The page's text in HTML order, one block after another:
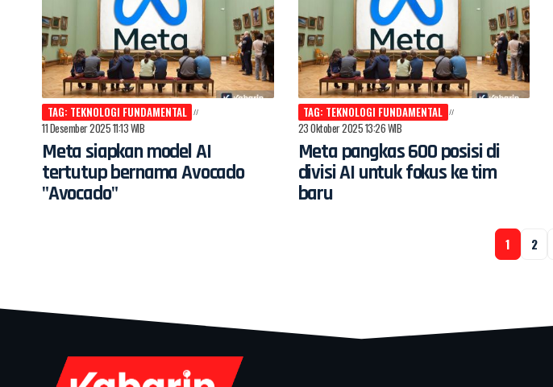
TAG: TEKNOLOGI FUNDAMENTAL
11 Desember 2025 11:13 WIB
Meta siapkan model AI
tertutup bernama Avocado
"Avocado"
TAG: TEKNOLOGI FUNDAMENTAL
23 Oktober 2025 13:26 WIB
Meta pangkas 600 posisi di
divisi AI untuk fokus ke tim
baru
1 2